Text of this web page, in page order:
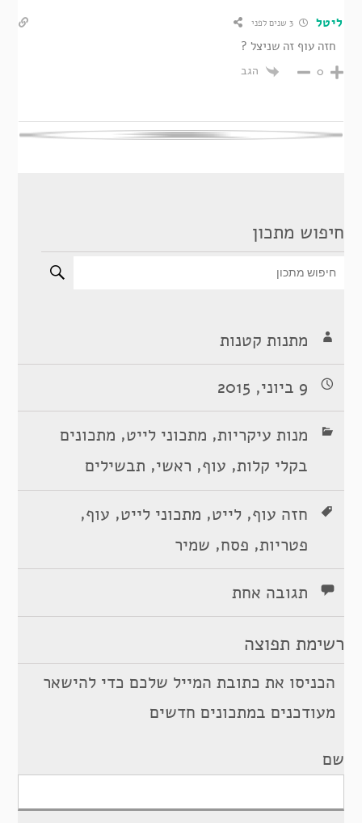
ליטל 3 שנים לפני
חזה עוף זה שניצל ?
0 הגב
חיפוש מתכון
מתנות קטנות
9 ביוני, 2015
מנות עיקריות, מתכוני לייט, מתכונים
בקלי קלות, עוף, ראשי, תבשילים
חזה עוף,לייט, מתכוני לייט, עוף,
פטריות, פסח, שמיר
תגובה אחת
רשימת תפוצה
הכניסו את כתובת המייל שלכם כדי להישאר
מעודכנים במתכונים חדשים
שם